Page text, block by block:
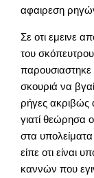
αφαιρεση
Σε οτι εμεινε
του
σκουριά να
ρήγες ακριβώς
γιατί θεώρησα
στα
είπε οτι είναι
καννών που